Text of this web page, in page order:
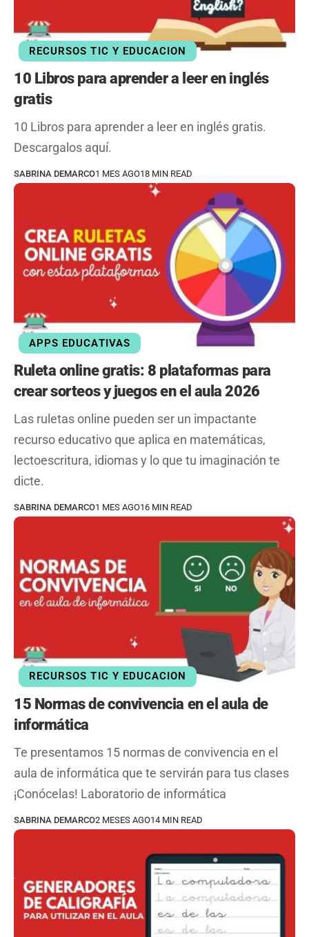
RECURSOS TIC Y EDUCACION
10 Libros para aprender a leer en inglés
gratis
10 Libros para aprender a leer en inglés gratis.
Descargalos aquí.
SABRINA DEMARCO1 MES AGO18 MIN READ
APPS EDUCATIVAS
Ruleta online gratis: 8 plataformas para
crear sorteos y juegos en el aula 2026
Las ruletas online pueden ser un impactante
recurso educativo que aplica en matemáticas,
lectoescritura, idiomas y lo que tu imaginación te
dicte.
SABRINA DEMARCO1 MES AGO16 MIN READ
RECURSOS TIC Y EDUCACION
15 Normas de convivencia en el aula de
informática
Te presentamos 15 normas de convivencia en el
aula de informática que te servirán para tus clases
¡Conócelas! Laboratorio de informática
SABRINA DEMARCO2 MESES AGO14 MIN READ